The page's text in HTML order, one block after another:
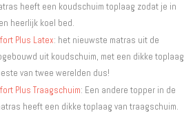
heeft een koudschuim toplaag zodat je in
heerlijk koel bed.
Plus Latex: het nieuwste matras uit de
uit koudschuim, met een dikke toplaag
van twee werelden dus!
Plus Traagschuim: Een andere topper in de
heeft een dikke toplaag van traagschuim.